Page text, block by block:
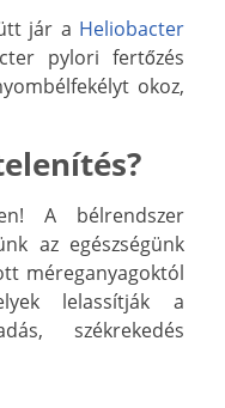
jár a Heliobacter
pylori fertőzés
okoz,
A bélrendszer
az egészségünk
méreganyagoktól
lelassítják a
székrekedés